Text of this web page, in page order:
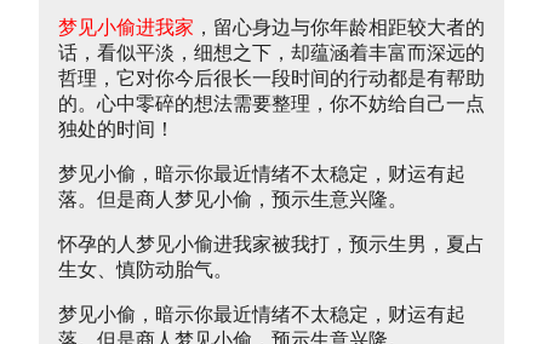
梦见小偷进我家 ，留心身边与你年龄相距较大者的
话，看似平淡，细想之下，却蕴涵着丰富而深远的
哲理，它对你今后很长一段时间的行动都是有帮助
的。心中零碎的想法需要整理，你不妨给自己一点
独处的时间！
梦见小偷，暗示你最近情绪不太稳定，财运有起
落。但是商人梦见小偷，预示生意兴隆。
怀孕的人梦见小偷进我家被我打，预示生男，夏占
生女、慎防动胎气。
梦见小偷，暗示你最近情绪不太稳定，财运有起